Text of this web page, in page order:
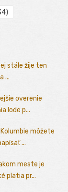
stále žije ten
...
overenie
lode p...
môžete
...
meste je
platia pr...